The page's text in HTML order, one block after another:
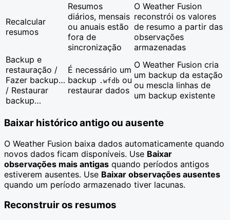
Recalcular
resumos
Resumos
diários, mensais
ou anuais estão
fora de
sincronização
O Weather Fusion
reconstrói os valores
de resumo a partir das
observações
armazenadas
Backup e
restauração /
Fazer backup…
/ Restaurar
backup…
É necessário um
backup .wfdb ou
restaurar dados
O Weather Fusion cria
um backup da estação
ou mescla linhas de
um backup existente
Baixar histórico antigo ou ausente
O Weather Fusion baixa dados automaticamente quando
novos dados ficam disponíveis. Use Baixar
observações mais antigas quando períodos antigos
estiverem ausentes. Use Baixar observações ausentes
quando um período armazenado tiver lacunas.
Reconstruir os resumos